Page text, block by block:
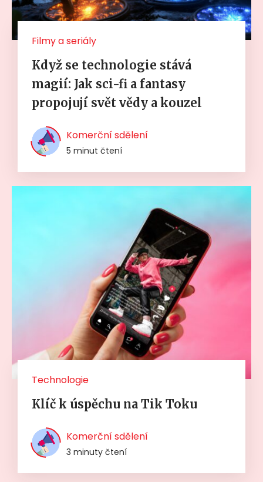
Filmy a seriály
Když se technologie stává
magií: Jak sci-fi a fantasy
propojují svět vědy a kouzel
Komerční sdělení
5 minut čtení
Technologie
Klíč k úspěchu na Tik Toku
Komerční sdělení
3 minuty čtení